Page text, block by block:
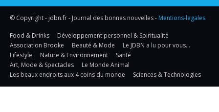
© Copyright - jdbn.fr - Journal des bonnes nouvelles - Mentions-legales
Food & Drinks
Développement personnel & Spiritualité
Association Brooke
Beauté & Mode
Le JDBN a lu pour vous…
Lifestyle
Nature & Environnement
Santé
Art, Mode & Spectacles
Le Monde Animal
Les beaux endroits aux 4 coins du monde
Sciences & Technologies